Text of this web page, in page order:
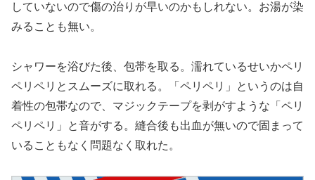
していないので傷の治りが早いのかもしれない。お湯が染
みることも無い。
シャワーを浴びた後、包帯を取る。濡れているせいかペリ
ペリペリとスムーズに取れる。「ペリペリ」というのは自
着性の包帯なので、マジックテープを剥がすような「ペリ
ペリペリ」と音がする。縫合後も出血が無いので固まって
いることもなく問題なく取れた。